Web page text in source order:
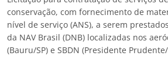
conservação, com fornecimento de
nível de serviço (ANS), a serem
da NAV Brasil (DNB) localizadas nos
(Bauru/SP) e SBDN (Presidente Prudente/